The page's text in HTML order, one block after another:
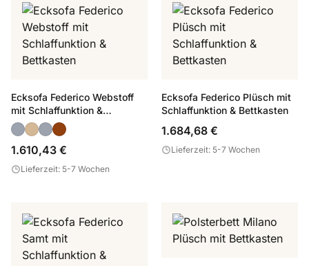
Ecksofa Federico Webstoff
mit Schlaffunktion &
Bettkasten
1.610,43 €
Lieferzeit: 5-7 Wochen
Ecksofa Federico Plüsch mit
Schlaffunktion & Bettkasten
1.684,68 €
Lieferzeit: 5-7 Wochen